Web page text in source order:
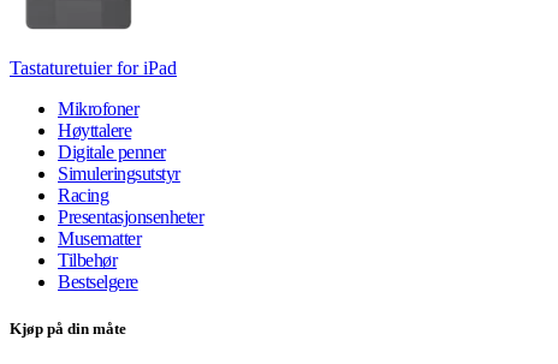
Tastaturetuier for iPad
Mikrofoner
Høyttalere
Digitale penner
Simuleringsutstyr
Racing
Presentasjonsenheter
Musematter
Tilbehør
Bestselgere
Kjøp på din måte